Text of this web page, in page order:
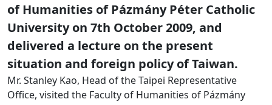
of Humanities of Pázmány Péter Catholic
University on 7th October 2009, and
delivered a lecture on the present
situation and foreign policy of Taiwan.
Mr. Stanley Kao, Head of the Taipei Representative
Office, visited the Faculty of Humanities of Pázmány